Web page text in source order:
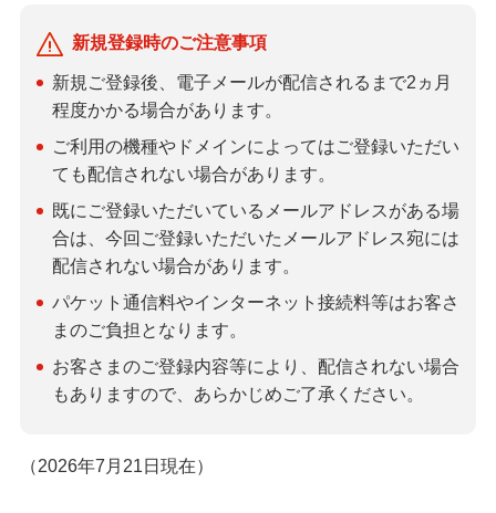
新規登録時のご注意事項
新規ご登録後、電子メールが配信されるまで2ヵ月
程度かかる場合があります。
ご利用の機種やドメインによってはご登録いただい
ても配信されない場合があります。
既にご登録いただいているメールアドレスがある場
合は、今回ご登録いただいたメールアドレス宛には
配信されない場合があります。
パケット通信料やインターネット接続料等はお客さ
まのご負担となります。
お客さまのご登録内容等により、配信されない場合
もありますので、あらかじめご了承ください。
（2026年7月21日現在）